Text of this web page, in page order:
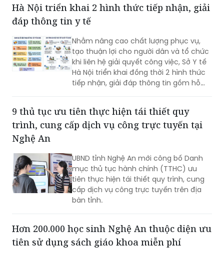
Hà Nội triển khai 2 hình thức tiếp nhận, giải
đáp thông tin y tế
Nhằm nâng cao chất lượng phục vụ,
tạo thuận lợi cho người dân và tổ chức
khi liên hệ giải quyết công việc, Sở Y tế
Hà Nội triển khai đồng thời 2 hình thức
tiếp nhận, giải đáp thông tin gồm hỗ
9 thủ tục ưu tiên thực hiện tái thiết quy
trình, cung cấp dịch vụ công trực tuyến tại
Nghệ An
UBND tỉnh Nghệ An mới công bố Danh
mục thủ tục hành chính (TTHC) ưu
tiên thực hiện tái thiết quy trình, cung
cấp dịch vụ công trực tuyến trên địa
bàn tỉnh.
Hơn 200.000 học sinh Nghệ An thuộc diện ưu
tiên sử dụng sách giáo khoa miễn phí